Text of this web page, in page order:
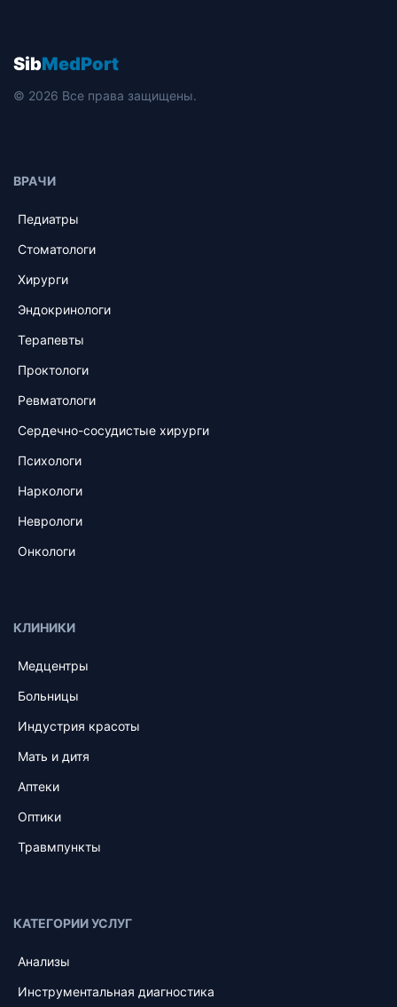
SibMedPort
© 2026 Все права защищены.
ВРАЧИ
Педиатры
Стоматологи
Хирурги
Эндокринологи
Терапевты
Проктологи
Ревматологи
Сердечно-сосудистые хирурги
Психологи
Наркологи
Неврологи
Онкологи
КЛИНИКИ
Медцентры
Больницы
Индустрия красоты
Мать и дитя
Аптеки
Оптики
Травмпункты
КАТЕГОРИИ УСЛУГ
Анализы
Инструментальная диагностика